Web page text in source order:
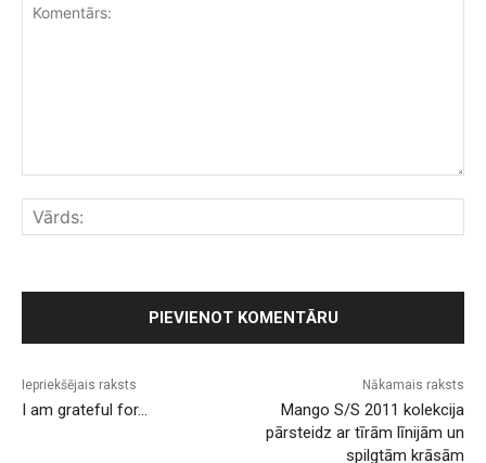
Iepriekšējais raksts
I am grateful for…
Nākamais raksts
Mango S/S 2011 kolekcija
pārsteidz ar tīrām līnijām un
spilgtām krāsām